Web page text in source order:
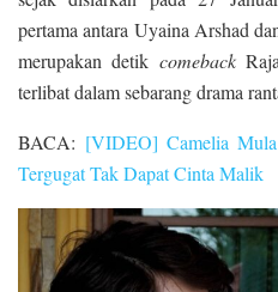
pertama antara Uyaina Arshad
merupakan detik comeback
terlibat dalam sebarang drama
BACA: [VIDEO] Camelia
Tergugat Tak Dapat Cinta Malik